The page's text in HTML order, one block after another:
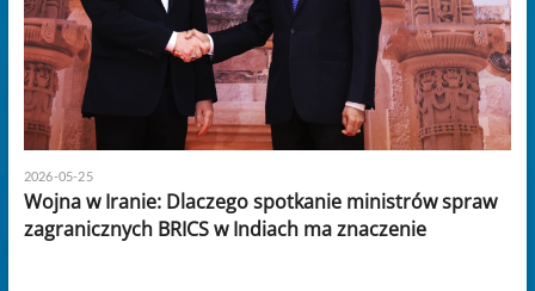
2026-05-25
Wojna w Iranie: Dlaczego spotkanie ministrów spraw
zagranicznych BRICS w Indiach ma znaczenie